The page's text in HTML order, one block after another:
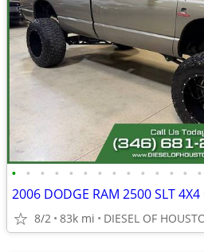
• • • • • • • • • • • • • •
8/2 83k mi DIESEL OF